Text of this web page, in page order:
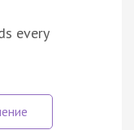
every